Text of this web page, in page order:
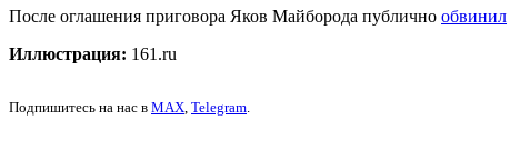
После оглашения приговора Яков Майборода публично обвинил
Иллюстрация: 161.ru
Подпишитесь на нас в MAX, Telegram.